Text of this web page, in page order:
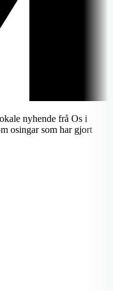
nyhende frå Os i
osingar som har gjort